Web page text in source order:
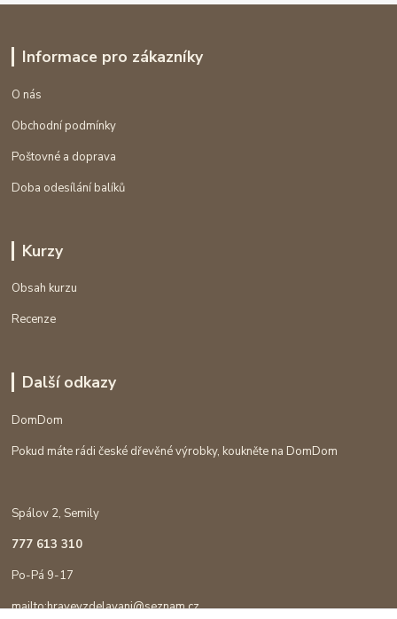
Informace pro zákazníky
O nás
Obchodní podmínky
Poštovné a doprava
Doba odesílání balíků
Kurzy
Obsah kurzu
Recenze
Další odkazy
DomDom
Pokud máte rádi české dřevěné výrobky, koukněte na DomDom
Spálov 2, Semily
777 613 310
Po-Pá 9-17
mailto:hravevzdelavani@seznam.cz